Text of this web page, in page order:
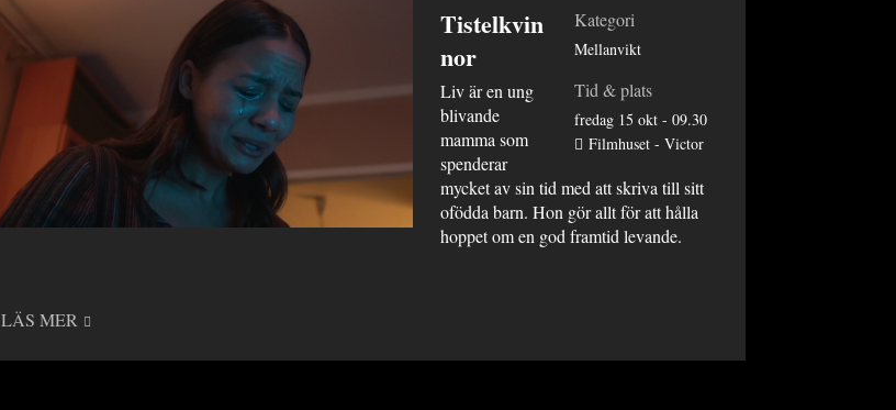
Kategori
Mellanvikt
Tid & plats
fredag 15 okt - 09.30
Filmhuset - Victor
Tistelkvin
nor
Liv är en ung
blivande
mamma som
spenderar
mycket av sin tid med att skriva till sitt
ofödda barn. Hon gör allt för att hålla
hoppet om en god framtid levande.
LÄS MER